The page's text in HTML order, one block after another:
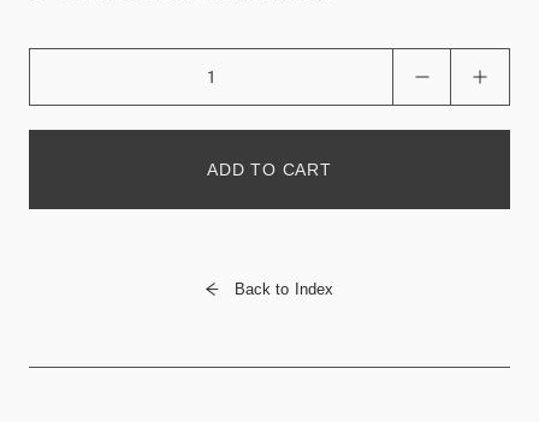
ADD TO CART
Back to Index